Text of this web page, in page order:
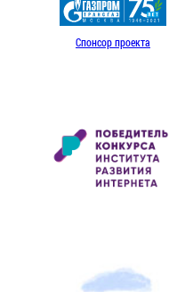
Спонсор проекта